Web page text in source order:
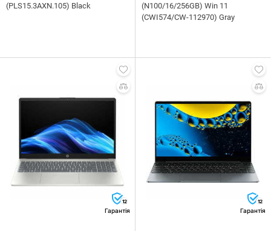
(PLS15.3AXN.105) Black
(N100/16/256GB) Win 11
(CWI574/CW-112970) Gray
12
Гарантія
12
Гарантія